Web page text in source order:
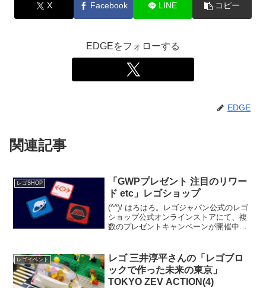
X Facebook LINE コピー
EDGEをフォローする
EDGE
関連記事
レゴSHOP
「GWPプレゼント 注目のリワー
ド etc」レゴショップ
(^^)/ はろはろ。レゴジャパン公式のレゴ
ショップ公式オンラインストアにて、複
数のプレゼントキャンペーンが開催中で
が開始されました。電子版ももうすぐ来
ると思...
レゴイベント
レゴ 三井淳平さんの「レゴブロ
ックで作った未来の東京」
TOKYO ZEV ACTION(4)